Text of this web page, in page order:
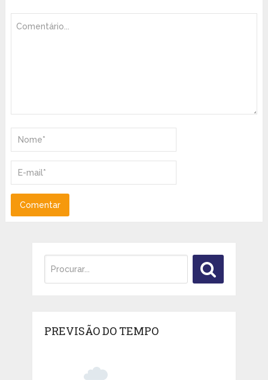
PREVISÃO DO TEMPO